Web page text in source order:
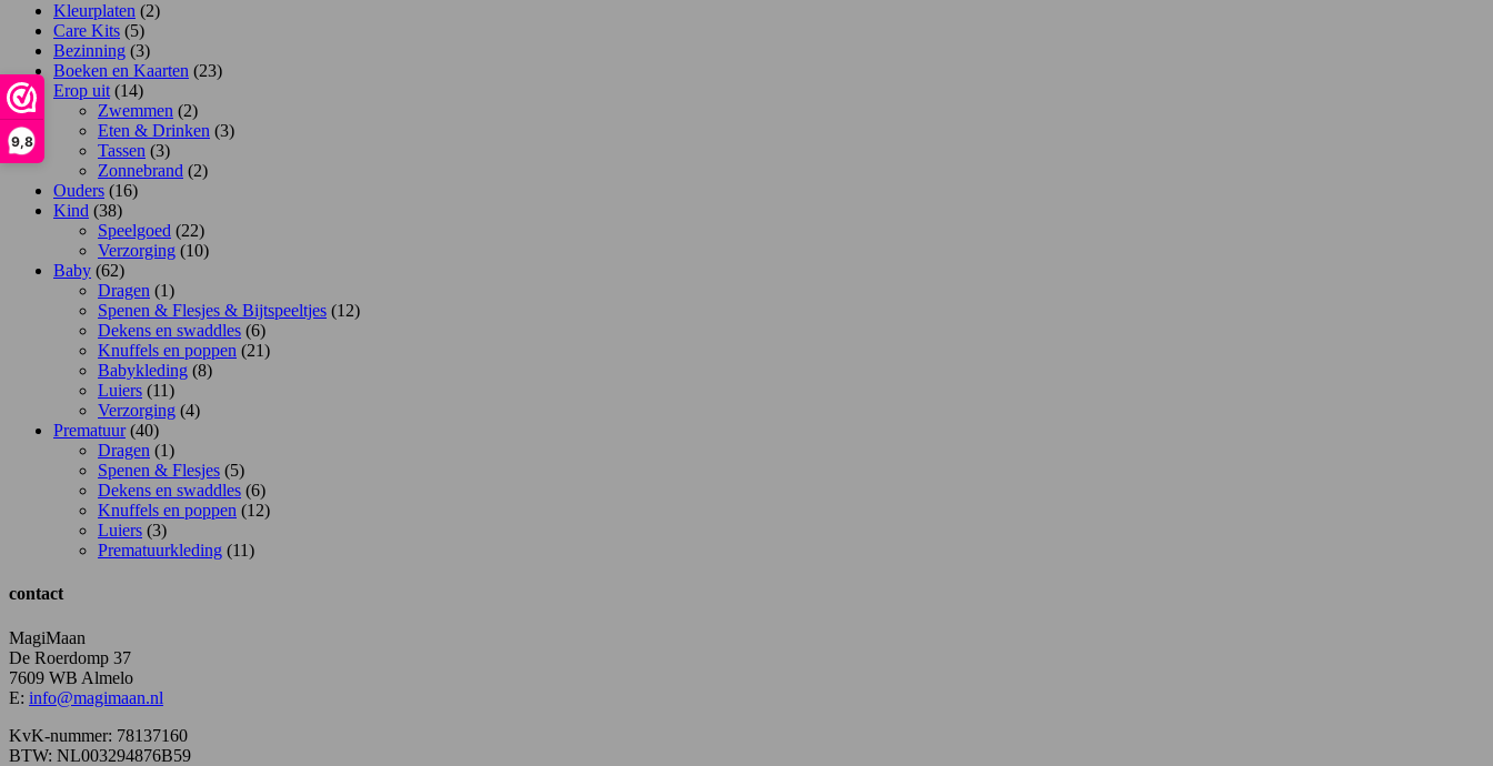
9,8
Kleurplaten (2)
Care Kits (5)
Bezinning (3)
Boeken en Kaarten (23)
Erop uit (14)
Zwemmen (2)
Eten & Drinken (3)
Tassen (3)
Zonnebrand (2)
Ouders (16)
Kind (38)
Speelgoed (22)
Verzorging (10)
Baby (62)
Dragen (1)
Spenen & Flesjes & Bijtspeeltjes (12)
Dekens en swaddles (6)
Knuffels en poppen (21)
Babykleding (8)
Luiers (11)
Verzorging (4)
Prematuur (40)
Dragen (1)
Spenen & Flesjes (5)
Dekens en swaddles (6)
Knuffels en poppen (12)
Luiers (3)
Prematuurkleding (11)
contact
MagiMaan
De Roerdomp 37
7609 WB Almelo
E: info@magimaan.nl
KvK-nummer: 78137160
BTW: NL003294876B59